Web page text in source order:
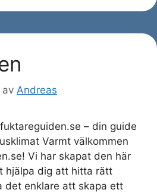
av Andreas
– din guide
Varmt välkommen
Vi har skapat den här
hjälpa dig att hitta rätt
det enklare att skapa ett